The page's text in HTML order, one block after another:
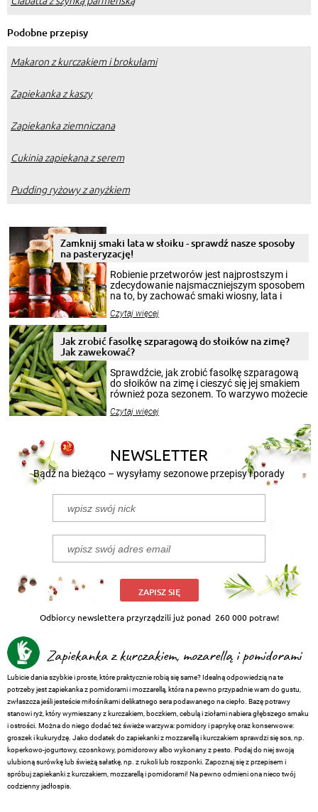
Podobne przepisy
Makaron z kurczakiem i brokułami
Zapiekanka z kaszy
Zapiekanka ziemniczana
Cukinia zapiekana z serem
Pudding ryżowy z anyżkiem
Zamknij smaki lata w słoiku - sprawdź nasze sposoby
na pasteryzację!
Robienie przetworów jest najprostszym i
zdecydowanie najsmaczniejszym sposobem
na to, by zachować smaki wiosny, lata i
krajobrazów, by cieszyć nimi oko w sezonie
pełni poczuć atmosferę cieplejszych
miesięcy. Przygotowanie słoików ze
patenty, które pozwolą zachować świeżość
przetworów.
Czytaj więcej
Jak zrobić fasolkę szparagową do słoików na zimę?
Jak zawekować?
Sprawdźcie, jak zrobić fasolkę szparagową
do słoików na zimę i cieszyć się jej smakiem
również poza sezonem. To warzywo możecie
nasze propozycje!
Czytaj więcej
NEWSLETTER
Bądź na bieżąco – wysyłamy sezonowe przepisy i porady
ZAPISZ SIĘ
Odbiorcy newslettera przyrządzili już ponad 260 000 potraw!
Zapiekanka z kurczakiem, mozarellą i pomidorami
Lubicie dania szybkie i proste, które praktycznie robią się same? Idealną odpowiedzią na te
potrzeby jest zapiekanka z pomidorami i mozzarellą, która na pewno przypadnie wam do gustu,
zwłaszcza jeśli jesteście miłośnikami delikatnego sera podawanego na ciepło. Bazę potrawy
stanowi ryż, który wymieszany z kurczakiem, boczkiem, cebulą i ziołami nabiera głębszego smaku
i ostrości. Można do niego dodać też świeże warzywa: pomidory i paprykę oraz konserwowe:
groszek i kukurydzę. Jako dodatek do zapiekanki z mozzarellą i kurczakiem sprawdzi się sos, np.
koperkowo-jogurtowy, czosnkowy, pomidorowy albo wykonany z pesto. Podaj do niej swoją
ulubioną surówkę lub świeżą sałatkę, np. z rukoli lub roszponki. Zapoznaj się z przepisem i
spróbuj zapiekanki z kurczakiem, mozzarellą i pomidorami! Na pewno odmieni ona nieco twój
codzienny jadłospis.